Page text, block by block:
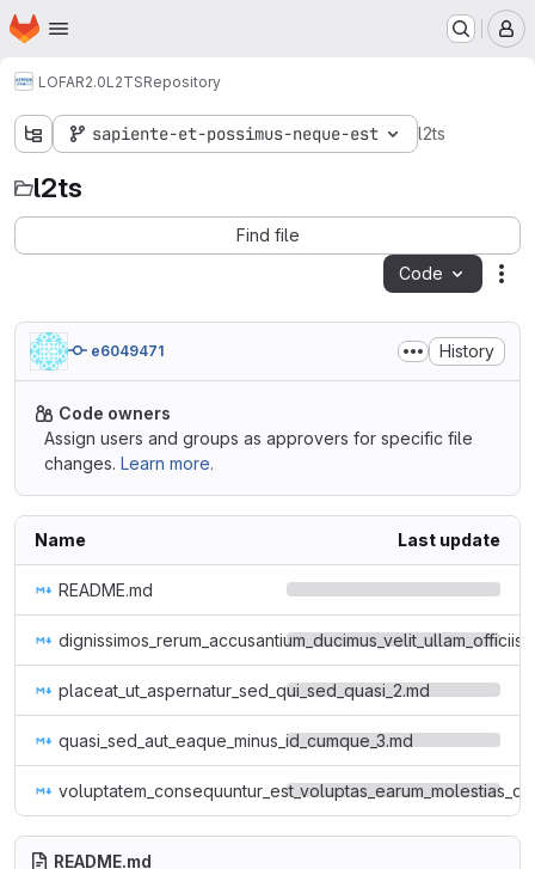
Skip to main content
Homepage
LOFAR2.0L2TSRepository
sapiente-et-possimus-neque-est l2ts
l2ts
Find file
Code
e6049471 History
Code owners
Assign users and groups as approvers for specific file
changes. Learn more.
Name Last update
README.md
placeat_ut_aspernatur_sed_qui_sed_quasi_2.md
quasi_sed_aut_eaque_minus_id_cumque_3.md
README.md